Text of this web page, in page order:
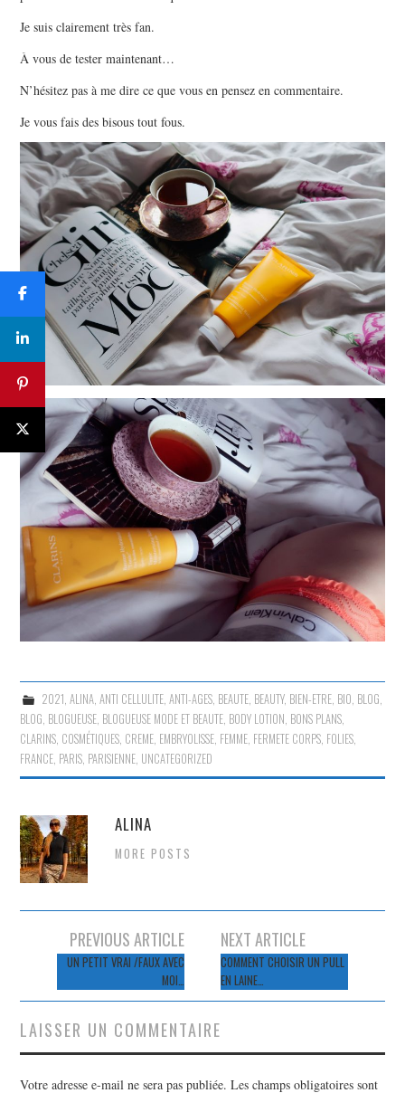
Je suis clairement très fan.
À vous de tester maintenant…
N’hésitez pas à me dire ce que vous en pensez en commentaire.
Je vous fais des bisous tout fous.
2021 ALINA, ANTI CELLULITE, ANTI-AGES, BEAUTE, BEAUTY, BIEN-ETRE, BIO BLOG
BLOG BLOGUEUSE BLOGUEUSE MODE ET BEAUTE BODY LOTION BONS PLANS
CLARINS COSMÉTIQUES CREME EMBRYOLISSE FEMME FERMETE CORPS FOLIES
FRANCE PARIS PARISIENNE UNCATEGORIZED
ALINA
MORE POSTS
Navigation
articles
PREVIOUS ARTICLE
UN PETIT VRAI /FAUX AVEC
MOI…
NEXT ARTICLE
COMMENT CHOISIR UN PULL
EN LAINE…
LAISSER UN COMMENTAIRE
Votre adresse e-mail ne sera pas publiée. Les champs obligatoires sont